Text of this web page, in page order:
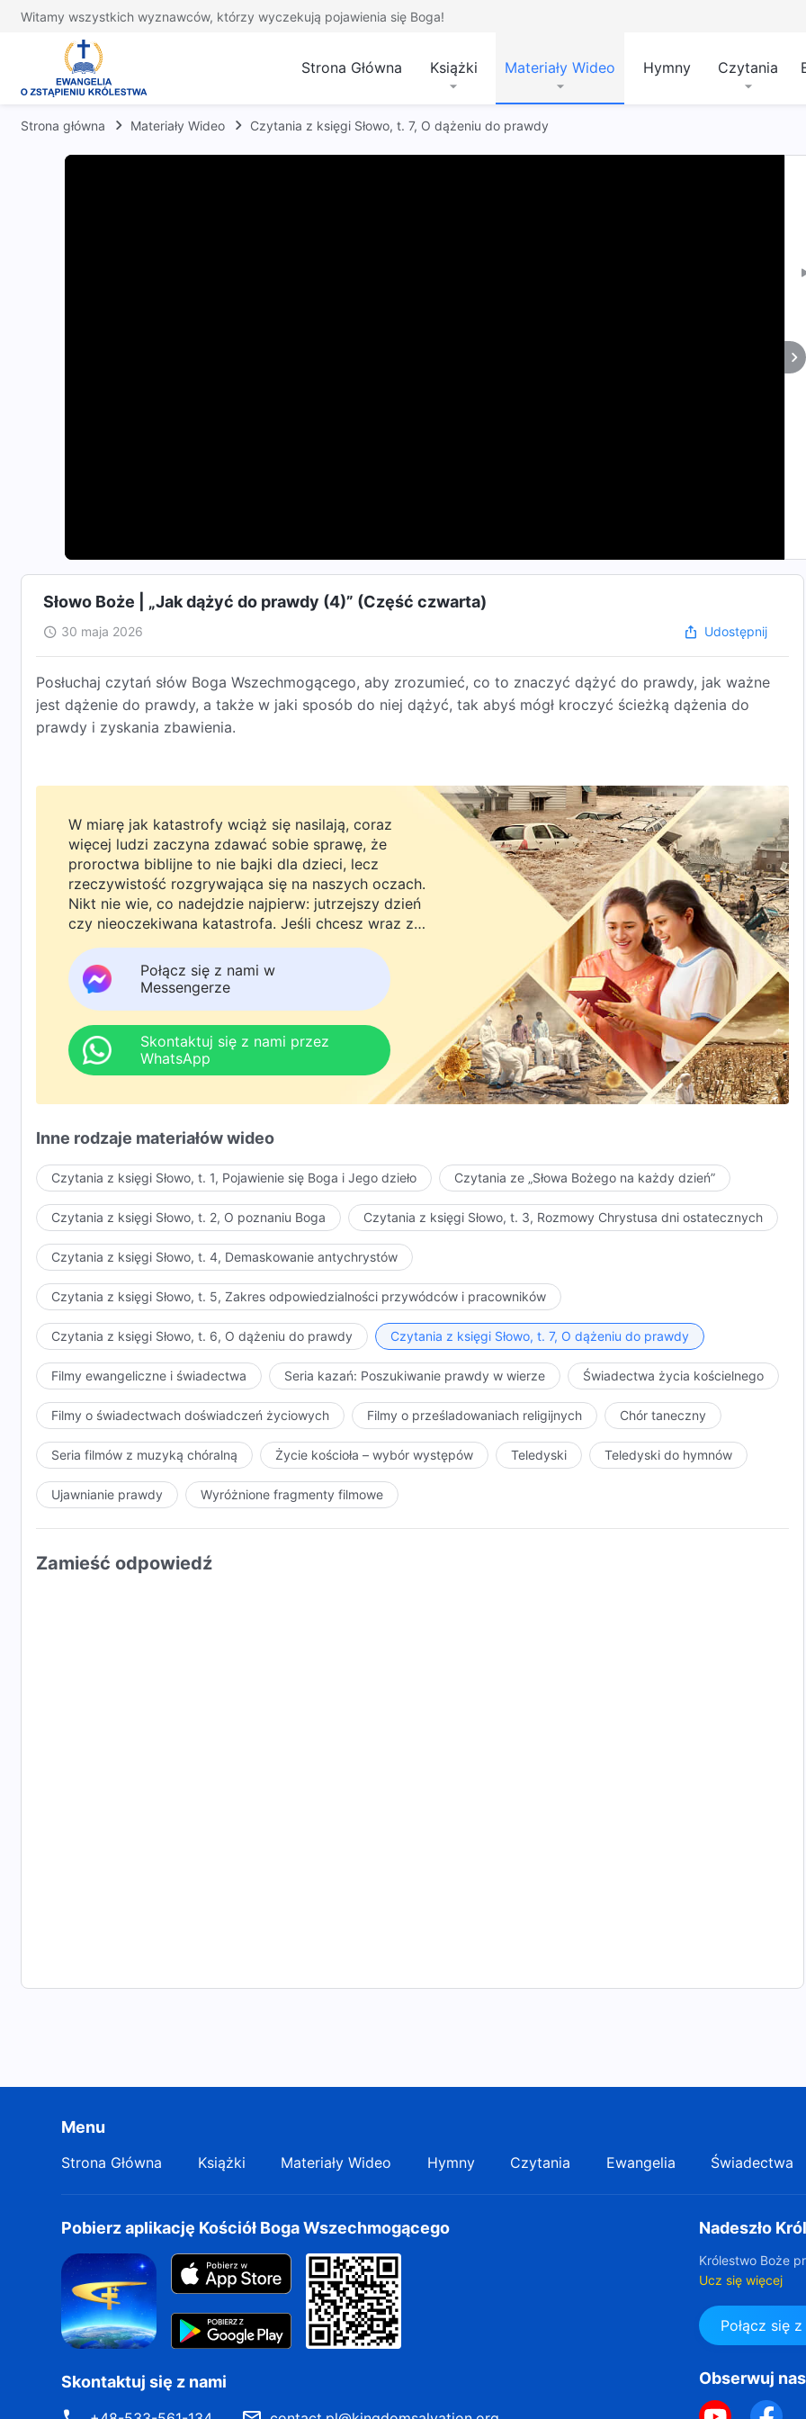
Witamy wszystkich wyznawców, którzy wyczekują pojawienia się Boga!
Strona Główna Książki Materiały Wideo Hymny Czytania
Strona główna Materiały Wideo Czytania z księgi Słowo, t. 7, O dążeniu do prawdy
Słowo Boże | „Jak dążyć do prawdy (4)” (Część czwarta)
30 maja 2026 Udostępnij
Posłuchaj czytań słów Boga Wszechmogącego, aby zrozumieć, co to znaczyć dążyć do prawdy, jak ważne
jest dążenie do prawdy, a także w jaki sposób do niej dążyć, tak abyś mógł kroczyć ścieżką dążenia do
prawdy i zyskania zbawienia.
W miarę jak katastrofy wciąż się nasilają, coraz
więcej ludzi zaczyna zdawać sobie sprawę, że
proroctwa biblijne to nie bajki dla dzieci, lecz
rzeczywistość rozgrywająca się na naszych oczach.
Nikt nie wie, co nadejdzie najpierw: jutrzejszy dzień
czy nieoczekiwana katastrofa. Jeśli chcesz wraz z
rodziną powitać powrót Pana i znaleźć
bezpieczeństwo pod Bożą ochroną, kliknij
WhatsAppa lub Messengera, aby dołączyć do
naszej grupy studyjnej. Nie odkładaj tego do jutra.
Połącz się z nami w
Messengerze
Skontaktuj się z nami przez
WhatsApp
Inne rodzaje materiałów wideo
Czytania z księgi Słowo, t. 1, Pojawienie się Boga i Jego dzieło Czytania ze „Słowa Bożego na każdy dzień”
Czytania z księgi Słowo, t. 2, O poznaniu Boga Czytania z księgi Słowo, t. 3, Rozmowy Chrystusa dni ostatecznych
Czytania z księgi Słowo, t. 4, Demaskowanie antychrystów
Czytania z księgi Słowo, t. 5, Zakres odpowiedzialności przywódców i pracowników
Czytania z księgi Słowo, t. 6, O dążeniu do prawdy Czytania z księgi Słowo, t. 7, O dążeniu do prawdy
Filmy ewangeliczne i świadectwa Seria kazań: Poszukiwanie prawdy w wierze Świadectwa życia kościelnego
Filmy o świadectwach doświadczeń życiowych Filmy o prześladowaniach religijnych Chór taneczny
Seria filmów z muzyką chóralną Życie kościoła – wybór występów Teledyski Teledyski do hymnów
Ujawnianie prawdy Wyróżnione fragmenty filmowe
Zamieść odpowiedź
Menu
Strona Główna Książki Materiały Wideo Hymny Czytania Ewangelia Świadectwa
Pobierz aplikację Kościół Boga Wszechmogącego
Skontaktuj się z nami
Nadeszło
Królestwo Boże
Ucz się więcej
Połącz się
Obserwuj nas